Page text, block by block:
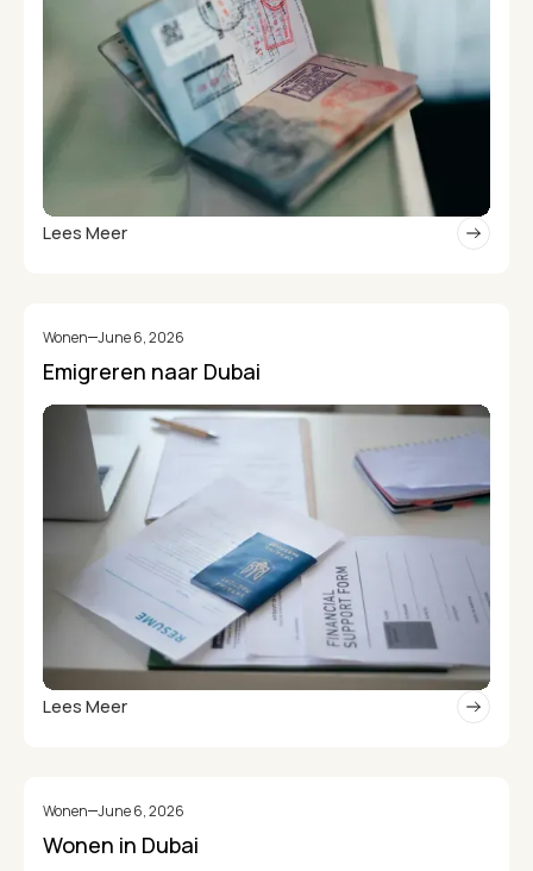
Lees Meer
Wonen June 6, 2026
Emigreren naar Dubai
Lees Meer
Wonen June 6, 2026
Wonen in Dubai